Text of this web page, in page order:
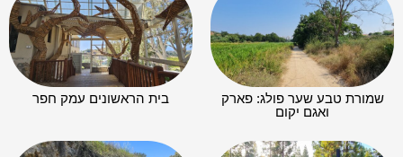
שמורת טבע שער פולג: פארק
ואגם יקום
בית הראשונים עמק חפר